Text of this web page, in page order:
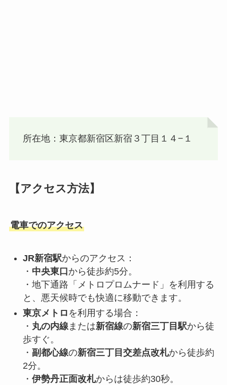
所在地：東京都新宿区新宿３丁目１４−１
【アクセス方法】
電車でのアクセス
JR新宿駅からのアクセス：
・ 中央東口から徒歩約5分。
・地下通路「メトロプロムナード」を利用する
と、悪天候時でも快適に移動できます。
東京メトロ を利用する場合：
・ 丸の内線または新宿線の新宿三丁目駅から徒
歩すぐ。
・ 副都心線の新宿三丁目交差点改札から徒歩約
2分。
・ 伊勢丹正面改札からは徒歩約30秒。